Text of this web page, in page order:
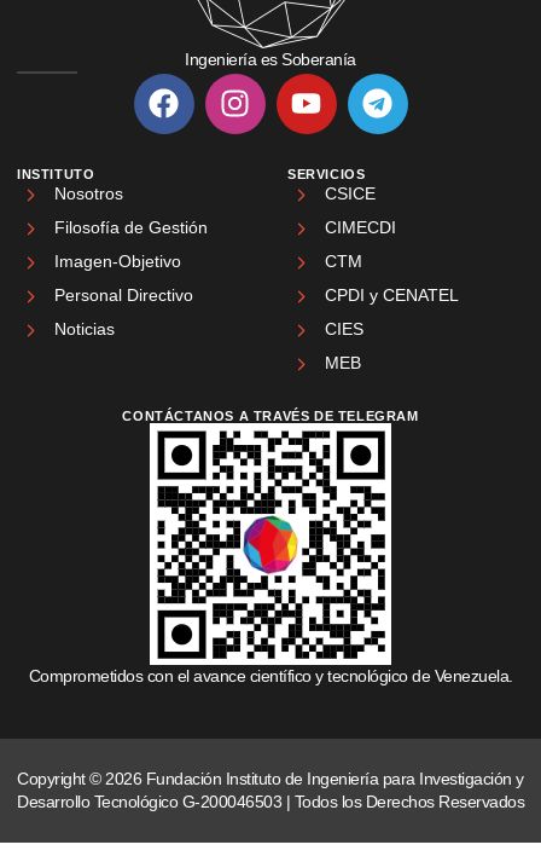
Ingeniería es Soberanía
INSTITUTO
Nosotros
Filosofía de Gestión
Imagen-Objetivo
Personal Directivo
Noticias
SERVICIOS
CSICE
CIMECDI
CTM
CPDI y CENATEL
CIES
MEB
CONTÁCTANOS A TRAVÉS DE TELEGRAM
Comprometidos con el avance científico y tecnológico de Venezuela.
Copyright © 2026 Fundación Instituto de Ingeniería para Investigación y
Desarrollo Tecnológico G-200046503 | Todos los Derechos Reservados